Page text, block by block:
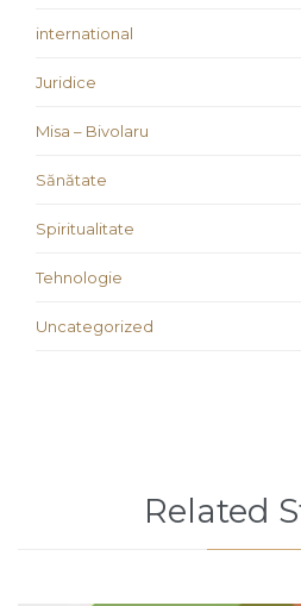
international
Juridice
Misa – Bivolaru
Sănătate
Spiritualitate
Tehnologie
Uncategorized
Related